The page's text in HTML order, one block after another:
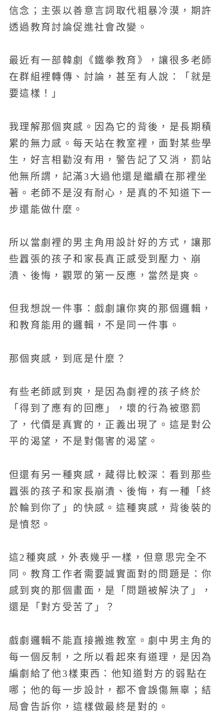
信念；主張以善意言詞取代粗暴冷漠，期許
透過教育討論促進社會改變。
最近有一部韓劇《鐵拳教育》，讓很多老師
在群組裡轉傳、討論，甚至有人說：「就是
要這樣！」
我理解那個爽感。因為它的背後，是長期積
累的無力感。每天站在教室裡，面對某些學
生，好言相勸沒有用，警告記了又消，罰站
他無所謂，記滿3大過他還是繼續在那裡坐
著。老師不是沒有耐心，是真的不知道下一
步還能做什麼。
所以當劇裡的男主角用設計好的方式，讓那
些囂張的孩子和家長真正感受到壓力、崩
潰、後悔，觀眾的第一反應，當然是爽。
但我想說一件事：戲劇讓你爽的那個邏輯，
和教育能用的邏輯，不是同一件事。
那個爽感，到底是什麼？
有些老師感到爽，是因為劇裡的孩子終於
「得到了應有的回應」，壞的行為被懲罰
了，代價是真實的，正義出現了。這是對公
平的渴望，不是對傷害的渴望。
但還有另一種爽感，藏得比較深：看到那些
囂張的孩子和家長崩潰、後悔，有一種「終
於輪到你了」的快感。這種爽感，背後裝的
是憤怒。
這2種爽感，外表幾乎一樣，但意思完全不
同。教育工作者需要誠實面對的問題是：你
感到爽的那個畫面，是「問題被解決了」，
還是「對方受苦了」？
戲劇邏輯不能直接搬進教室。劇中男主角的
每一個反制，之所以看起來有道理，是因為
編劇給了他3樣東西：他知道對方的弱點在
哪；他的每一步設計，都不會誤傷無辜；結
局會告訴你，這樣做最終是對的。